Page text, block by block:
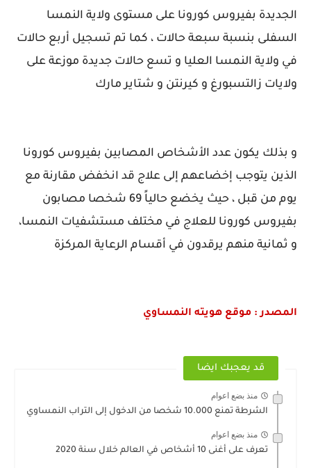
الجديدة بفيروس كورونا على مستوى ولاية النمسا
السفلى بنسبة سبعة حالات ، كما تم تسجيل أربع حالات
في ولاية النمسا العليا و تسع حالات جديدة موزعة على
ولايات زالتسبورغ و كيرنتن و شتاير مارك
و بذلك يكون عدد الأشخاص المصابين بفيروس كورونا
الذين يتوجب إخضاعهم إلى علاج قد انخفض مقارنة مع
يوم من قبل ، حيث يخضع حالياً 69 شخصا مصابون
بفيروس كورونا للعلاج في مختلف مستشفيات النمسا،
و ثمانية منهم يرقدون في أقسام الرعاية المركزة
المصدر : موقع هويته النمساوي
قد يعجبك ايضا
منذ بضع اعوام
الشرطة تمنع 10.000 شخصا من الدخول إلى التراب النمساوي
منذ بضع اعوام
تعرف على أغنى 10 أشخاص في العالم خلال سنة 2020